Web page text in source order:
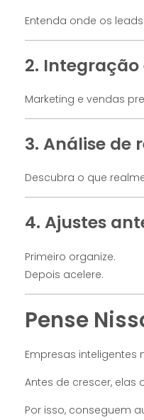
Entenda onde os
2.
Marketing e vendas
3. Análise de
Descubra o que
4. Ajustes
Primeiro organize.
Depois acelere.
Pense
Empresas
Antes de crescer, elas
Por isso, conseguem